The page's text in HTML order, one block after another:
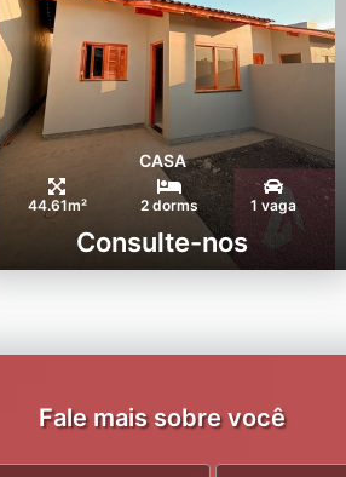
CASA
44.61m² 2 dorms 1 vaga
Consulte-nos
Fale mais sobre você